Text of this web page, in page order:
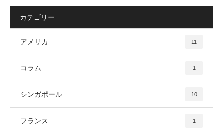
カテゴリー
アメリカ 11
コラム 1
シンガポール 10
フランス 1